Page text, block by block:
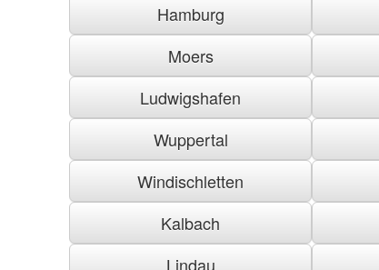
Hamburg
Moers
Ludwigshafen
Wuppertal
Windischletten
Kalbach
Lindau